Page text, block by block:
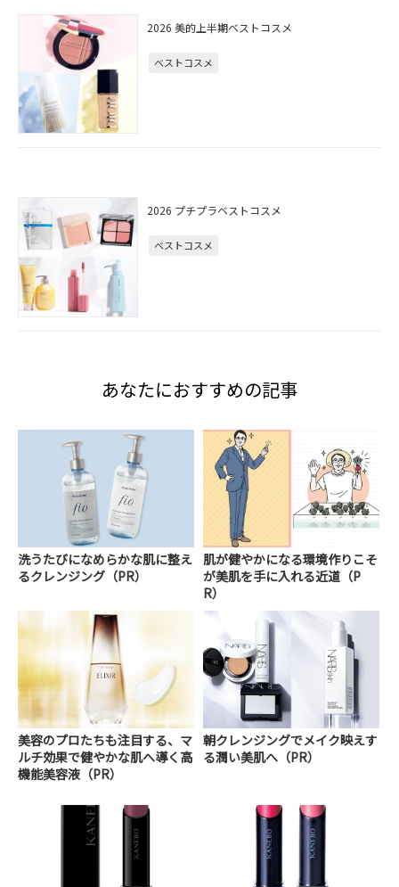
2026 美的上半期ベストコスメ
ベストコスメ
2026 プチプラベストコスメ
ベストコスメ
あなたにおすすめの記事
洗うたびになめらかな肌に整え
るクレンジング（PR）
肌が健やかになる環境作りこそ
が美肌を手に入れる近道（P
R）
美容のプロたちも注目する、マ
ルチ効果で健やかな肌へ導く高
機能美容液（PR）
朝クレンジングでメイク映えす
る潤い美肌へ（PR）